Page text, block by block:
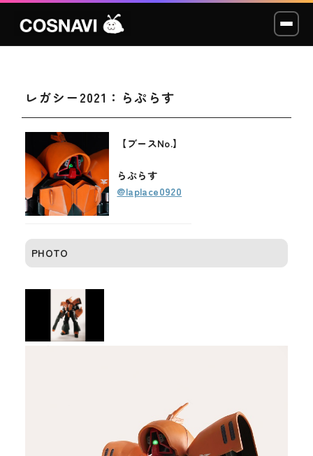
コスプレイベント
モデル撮影会
WCP
ショッカー
メディア
レガシー2021：らぷらす
【ブースNo.】
らぷらす
@laplace0920
PHOTO